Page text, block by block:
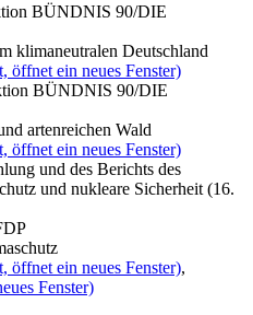
BÜNDNIS 90/DIE
klimaneutralen Deutschland
öffnet ein neues Fenster)
BÜNDNIS 90/DIE
artenreichen Wald
öffnet ein neues Fenster)
und des Berichts des
und nukleare Sicherheit (16.
öffnet ein neues Fenster),
Fenster)